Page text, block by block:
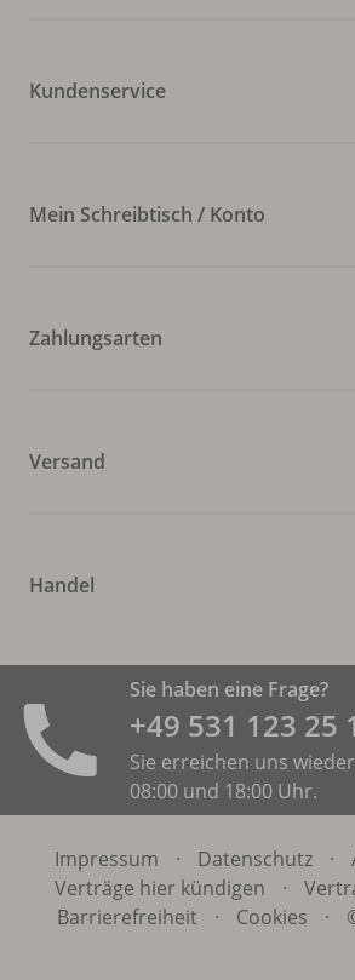
Kundenservice
Mein Schreibtisch / Konto
Zahlungsarten
Versand
Handel
Sie haben eine Frage?
+49 531 ­123 25
Sie erreichen uns
08:00 und 18:00 Uhr.
Impressum · Datenschutz ·
Verträge hier kündigen
·
Barrierefreiheit
· Cookies ·